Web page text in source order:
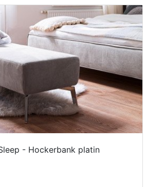
- Hockerbank platin